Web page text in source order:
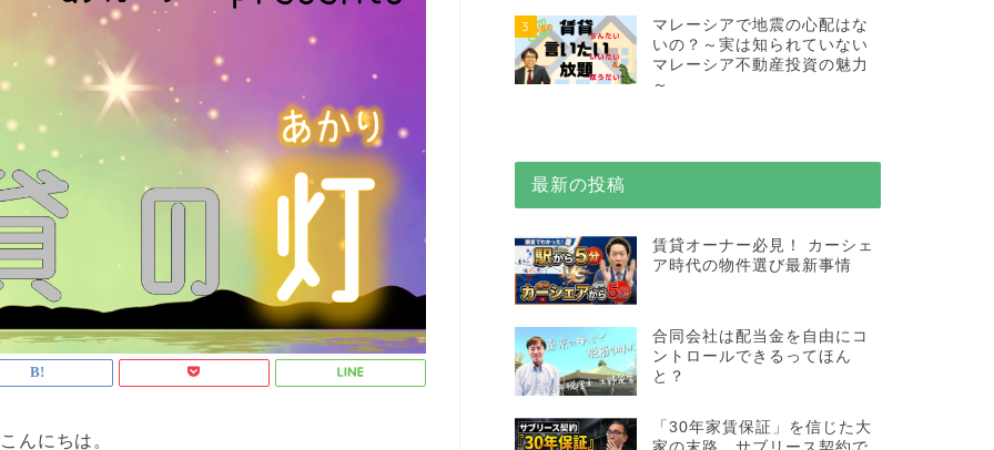
んにちは。
3
マレーシアで地震の心配はな
いの？～実は知られていない
マレーシア不動産投資の魅力
～
最新の投稿
賃貸オーナー必見！ カーシェ
ア時代の物件選び最新事情
合同会社は配当金を自由にコ
ントロールできるってほん
と？
「30年家賃保証」を信じた大